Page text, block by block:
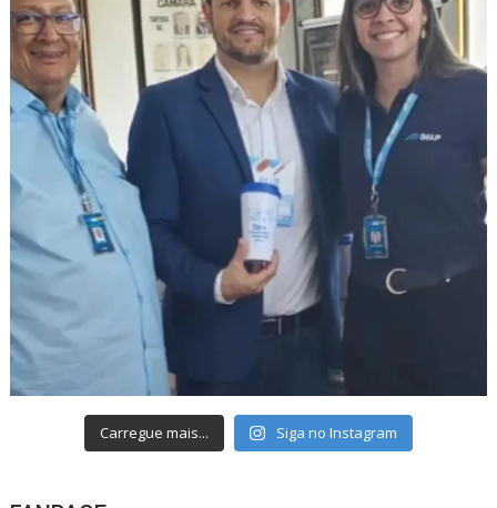
Carregue mais... Siga no Instagram